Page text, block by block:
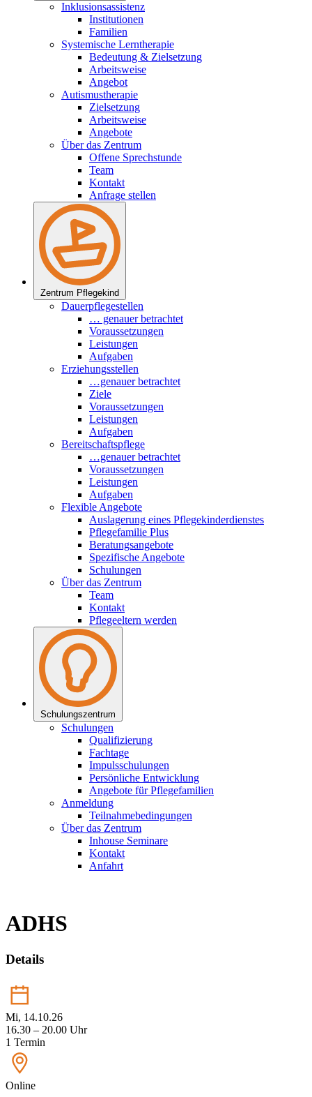
Inklusionsassistenz
Institutionen
Familien
Systemische Lerntherapie
Bedeutung & Zielsetzung
Arbeitsweise
Angebot
Autismustherapie
Zielsetzung
Arbeitsweise
Angebote
Über das Zentrum
Offene Sprechstunde
Team
Kontakt
Anfrage stellen
Zentrum Pflegekind
Dauerpflegestellen
… genauer betrachtet
Voraussetzungen
Leistungen
Aufgaben
Erziehungsstellen
…genauer betrachtet
Ziele
Voraussetzungen
Leistungen
Aufgaben
Bereitschaftspflege
…genauer betrachtet
Voraussetzungen
Leistungen
Aufgaben
Flexible Angebote
Auslagerung eines Pflegekinderdienstes
Pflegefamilie Plus
Beratungsangebote
Spezifische Angebote
Schulungen
Über das Zentrum
Team
Kontakt
Pflegeeltern werden
Schulungs­zentrum
Schulungen
Qualifizierung
Fachtage
Impulsschulungen
Persönliche Entwicklung
Angebote für Pflegefamilien
Anmeldung
Teilnahmebedingungen
Über das Zentrum
Inhouse Seminare
Kontakt
Anfahrt
ADHS
Details
Mi, 14.10.26
16.30 – 20.00 Uhr
1 Termin
Online